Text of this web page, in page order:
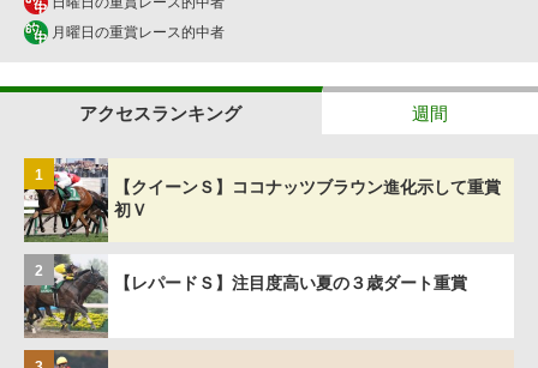
月曜日の重賞レース的中者
アクセスランキング 週間
1
【クイーンＳ】ココナッツブラウン進化示して重賞
初Ｖ
2
【レパードＳ】注目度高い夏の３歳ダート重賞